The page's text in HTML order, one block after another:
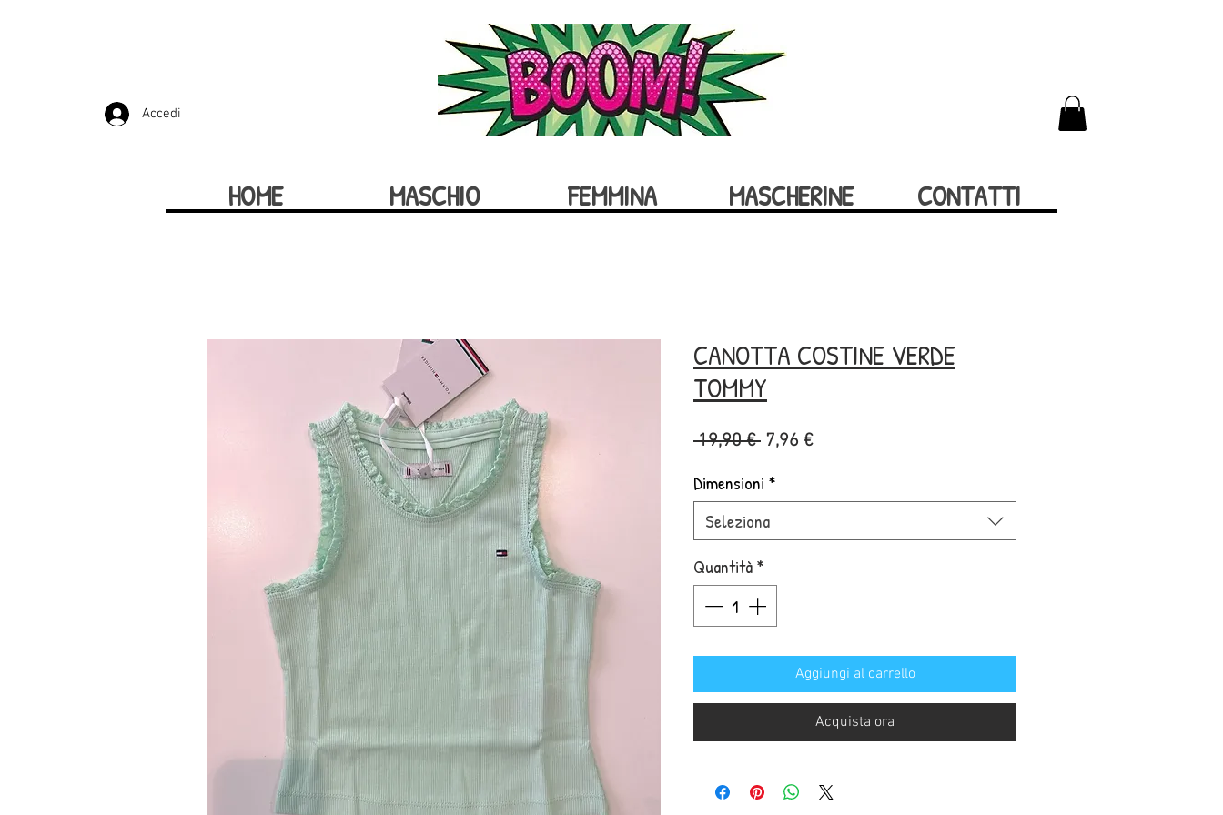
Accedi
HOME MASCHIO FEMMINA MASCHERINE CONTATTI
CANOTTA COSTINE VERDE
TOMMY
19,90 € Prezzo
7,96 €Prezzo
Dimensioni *
Seleziona
Quantità*
Aggiungi al carrello
Acquista ora